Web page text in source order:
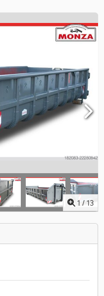
1 / 13